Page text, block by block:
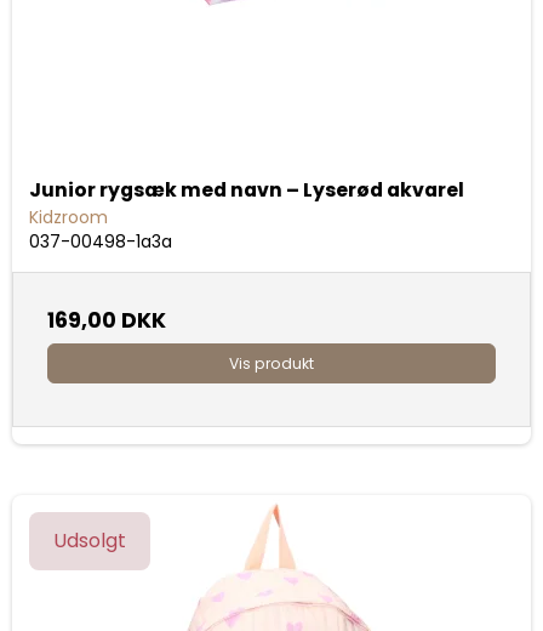
Junior rygsæk med navn – Lyserød akvarel
Kidzroom
037-00498-1a3a
169,00 DKK
Vis produkt
Udsolgt